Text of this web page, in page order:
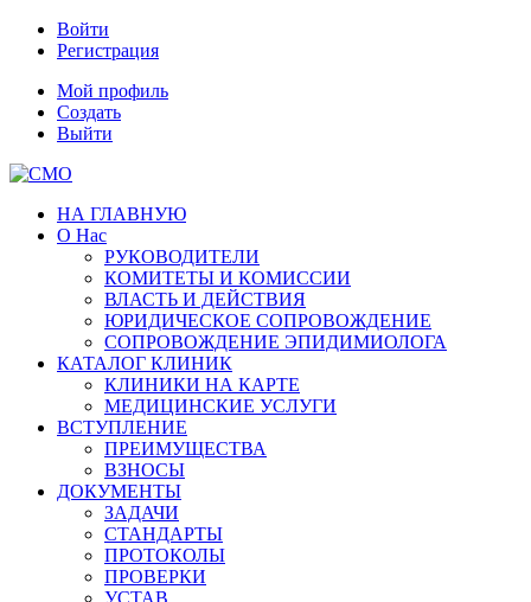
Войти
Регистрация
Мой профиль
Создать
Выйти
НА ГЛАВНУЮ
О Нас
РУКОВОДИТЕЛИ
КОМИТЕТЫ И КОМИССИИ
ВЛАСТЬ И ДЕЙСТВИЯ
ЮРИДИЧЕСКОЕ СОПРОВОЖДЕНИЕ
СОПРОВОЖДЕНИЕ ЭПИДИМИОЛОГА
КАТАЛОГ КЛИНИК
КЛИНИКИ НА КАРТЕ
МЕДИЦИНСКИЕ УСЛУГИ
ВСТУПЛЕНИЕ
ПРЕИМУЩЕСТВА
ВЗНОСЫ
ДОКУМЕНТЫ
ЗАДАЧИ
СТАНДАРТЫ
ПРОТОКОЛЫ
ПРОВЕРКИ
УСТАВ